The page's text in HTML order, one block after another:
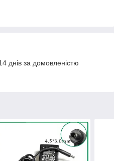
днів за домовленістю